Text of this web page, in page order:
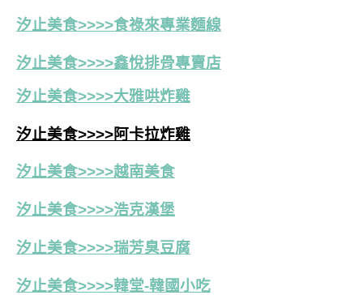
汐止美食>>>>食祿來專業麵線
汐止美食>>>>鑫悅排骨專賣店
汐止美食>>>>大雅哄炸雞
汐止美食>>>>阿卡拉炸雞
汐止美食>>>>越南美食
汐止美食>>>>浩克漢堡
汐止美食>>>>瑞芳臭豆腐
汐止美食>>>>韓堂-韓國小吃